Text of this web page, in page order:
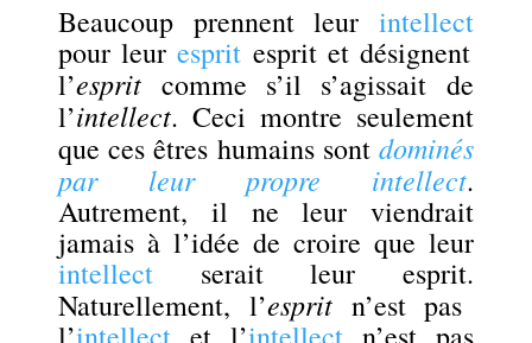
Beaucoup prennent leur intellect
pour leuresprit esprit et désignent
l’esprit comme s’il s’agissait de
l’intellect. Ceci montre seulement
que ces êtres humains sont dominés
par leur propre intellect.
Autrement, il ne leur viendrait
jamais à l’idée de croire que leur
intellect serait leur esprit.
Naturellement, l’espritn’est pas